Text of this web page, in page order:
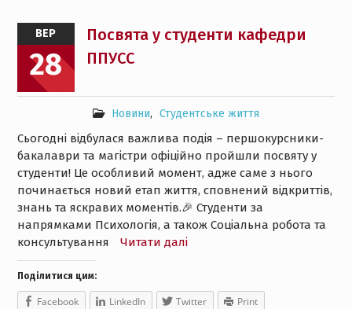
ВЕР
28
Посвята у студенти кафедри
ППУСС
Новини, Студентське життя
Сьогодні відбулася важлива подія – першокурсники-
бакалаври та магістри офіційно пройшли посвяту у
студенти! Це особливий момент, адже саме з нього
починається новий етап життя, сповнений відкриттів,
знань та яскравих моментів.🎉 Студенти за
напрямками Психологія, а також Соціальна робота та
консультування
Читати далі
Поділитися цим:
Facebook LinkedIn Twitter Print